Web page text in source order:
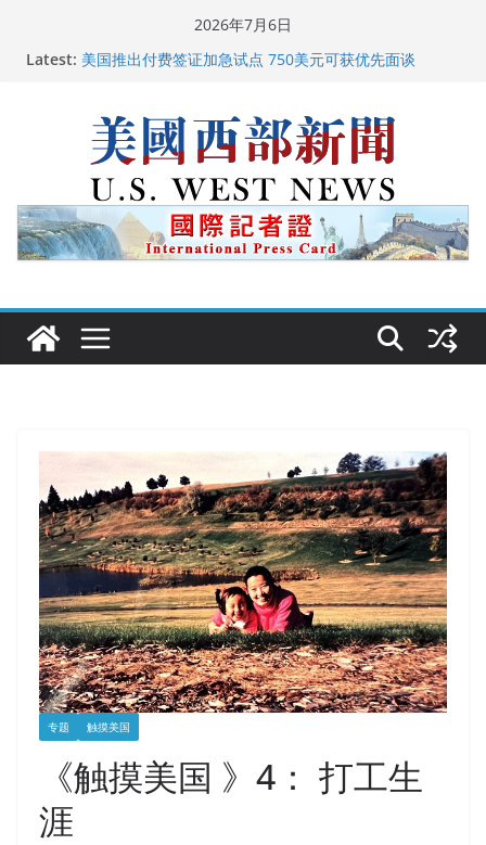
2026年7月6日
Latest: 美国推出付费签证加急试点 750美元可获优先面谈
美国最高法院维持“出生公民权” : 出生在美国就是美国
人！
中国驻美国大使谢锋邀请美国老教师罗纳德·萨科尔斯基
再次访华
广州市沉香协会会长周天明：让沉香有序走向世界
专题 触摸美国
《触摸美国 》4： 打工生
涯